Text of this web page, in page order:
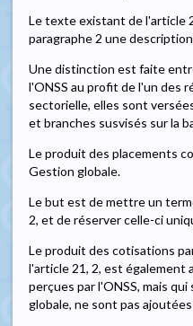
Le texte existant de l'article
paragraphe 2 une
Une distinction est faite
l'ONSS au profit de l'un des
sectorielle, elles sont
et branches susvisés sur la
Le produit des placements
Gestion globale.
Le but est de mettre un
2, et de réserver celle-ci
Le produit des cotisations
l'article 21, 2, est également
perçues par l'ONSS, mais
globale, ne sont pas